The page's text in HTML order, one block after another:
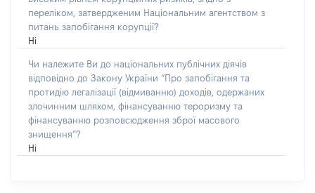
переліком, затвердженим Національним агентством з
питань запобігання корупції?
Ні
Чи належите Ви до національних публічних діячів
відповідно до Закону України “Про запобігання та
протидію легалізації (відмиванню) доходів, одержаних
злочинним шляхом, фінансуванню тероризму та
фінансуванню розповсюдження зброї масового
знищення”?
Ні